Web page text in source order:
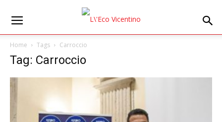
Home Tags Carroccio
Tag: Carroccio